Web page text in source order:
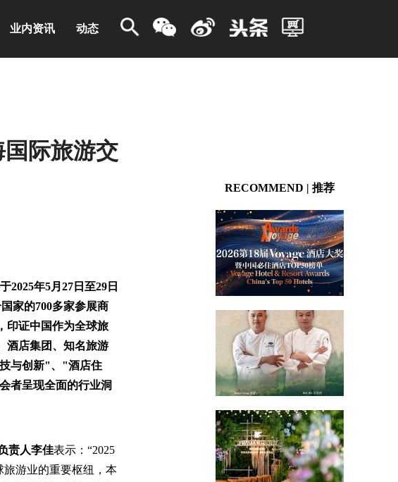
业内资讯 动态
际旅游交
年5月27日至29日
家的700多家参展商
印证中国作为全球旅
酒店集团、知名旅游
与创新"、"酒店住
者呈现全面的行业洞
责人李佳表示：“2025
旅游业的重要枢纽，本
RECOMMEND | 推荐